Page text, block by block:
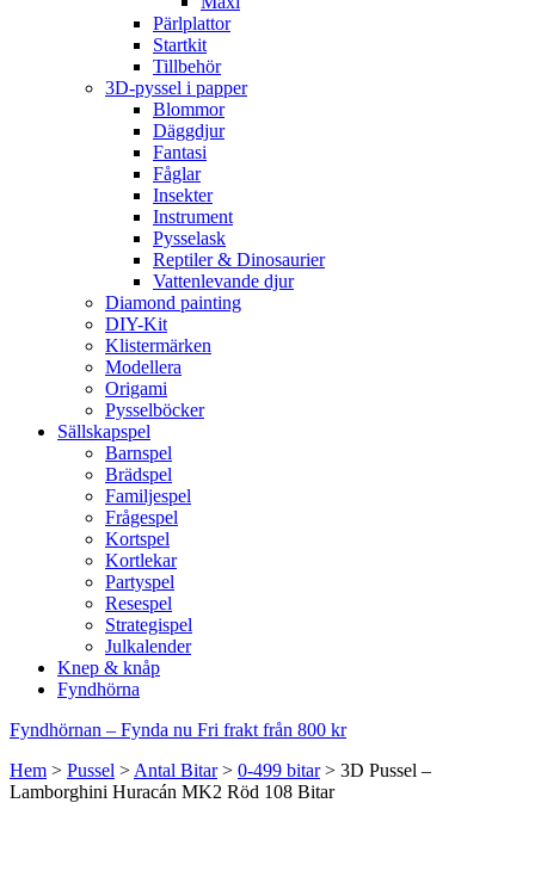
Pärlplattor
Startkit
Tillbehör
3D-pyssel i papper
Blommor
Däggdjur
Fantasi
Fåglar
Insekter
Instrument
Pysselask
Reptiler & Dinosaurier
Vattenlevande djur
Diamond painting
DIY-Kit
Klistermärken
Modellera
Origami
Pysselböcker
Sällskapspel
Barnspel
Brädspel
Familjespel
Frågespel
Kortspel
Kortlekar
Partyspel
Resespel
Strategispel
Julkalender
Knep & knåp
Fyndhörna
Fyndhörnan – Fynda nu Fri frakt från 800 kr
Hem > Pussel >Antal Bitar> 0-499 bitar> 3D Pussel –
Lamborghini Huracán MK2 Röd 108 Bitar